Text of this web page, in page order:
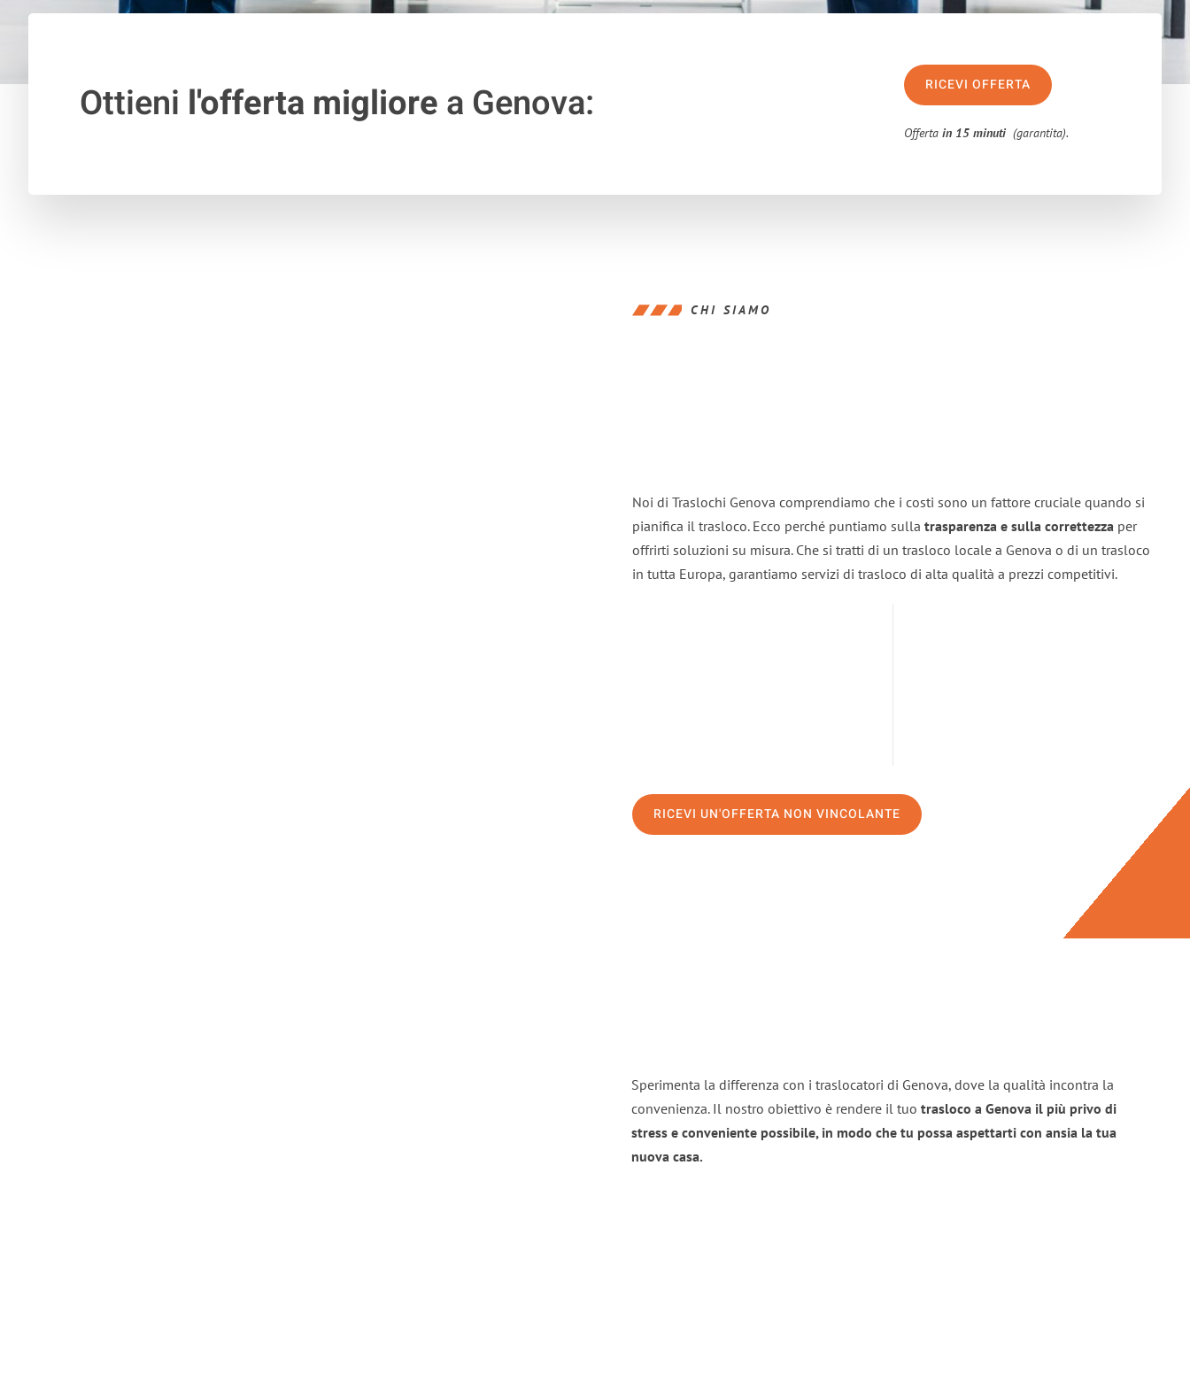
Ottieni l'offerta migliorea Genova: RICEVI OFFERTA
Offertain 15 minuti (garantita).
CHI SIAMO
Noi di Traslochi Genova comprendiamo che i costi sono un fattore cruciale quando si
pianifica il trasloco. Ecco perché puntiamo sulla trasparenza e sulla correttezza per
offrirti soluzioni su misura. Che si tratti di un trasloco locale a Genova o di un trasloco
in tutta Europa, garantiamo servizi di trasloco di alta qualità a prezzi competitivi.
RICEVI UN'OFFERTA NON VINCOLANTE
Sperimenta la differenza con i traslocatori di Genova, dove la qualità incontra la
convenienza. Il nostro obiettivo è rendere il tuo trasloco a Genova il più privo di
stress e conveniente possibile, in modo che tu possa aspettarti con ansia la tua
nuova casa.